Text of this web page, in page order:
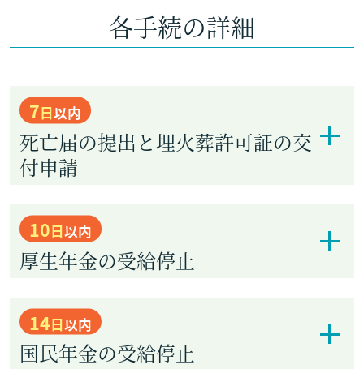
各手続の詳細
7日以内
死亡届の提出と埋火葬許可証の交
付申請
10日以内
厚生年金の受給停止
14日以内
国民年金の受給停止